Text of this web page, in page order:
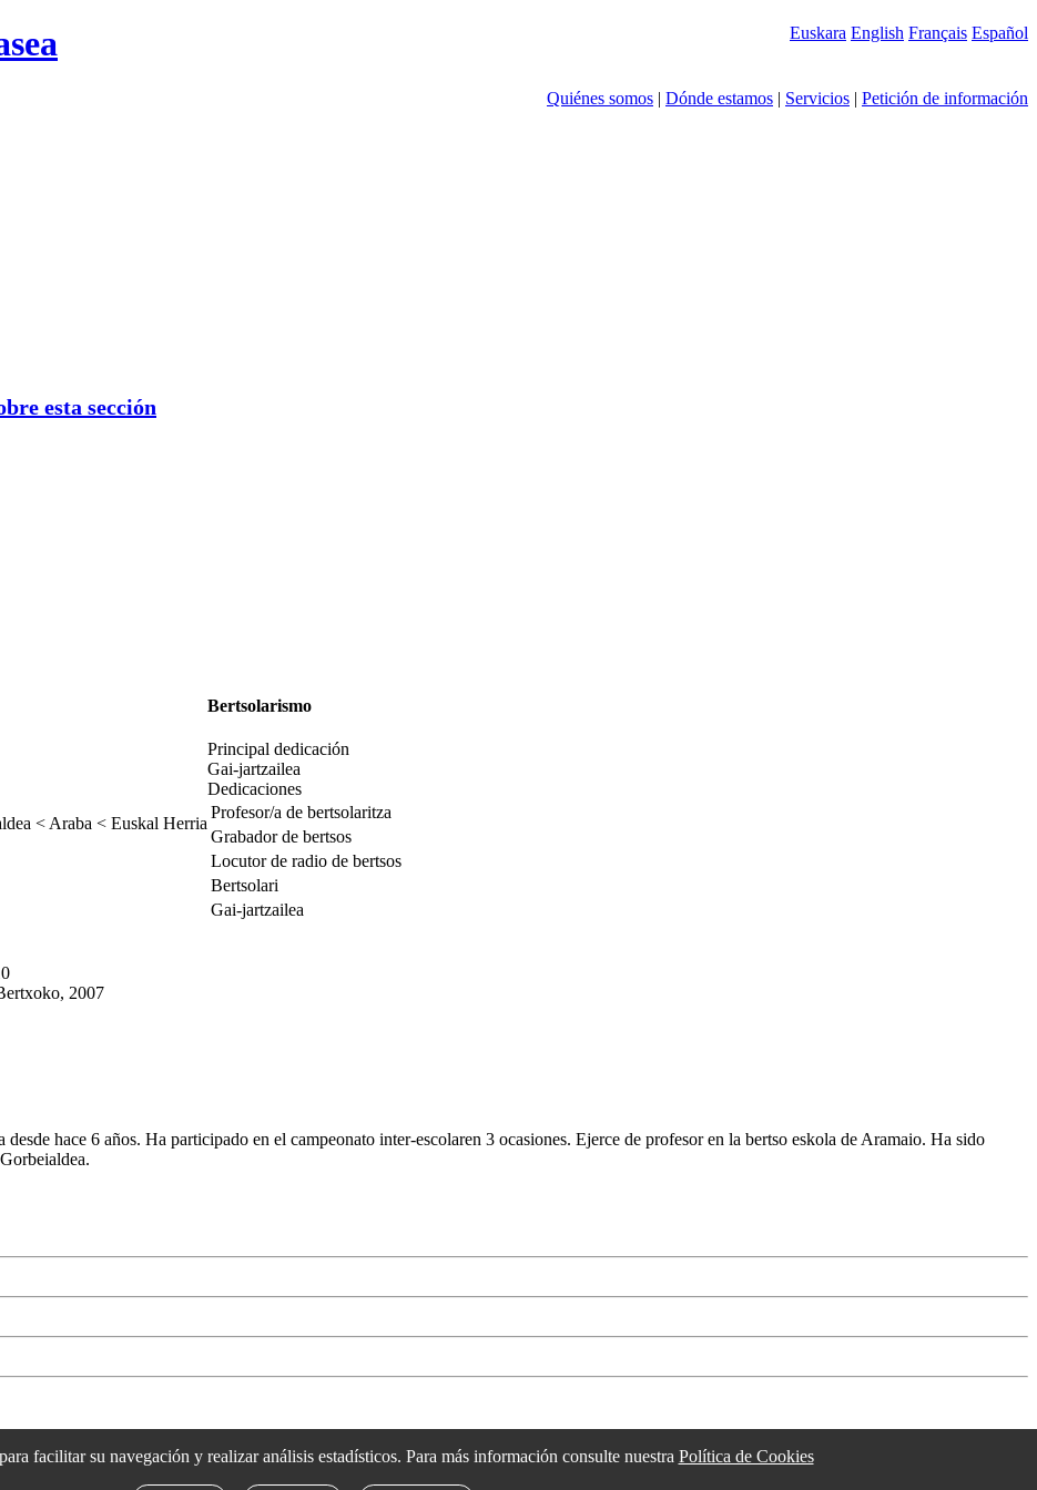
Euskara English Français Español
Quiénes somos | Dónde estamos | Servicios | Petición de información
esta sección
< Araba < Euskal Herria
Bertsolarismo
Principal dedicación
Gai-jartzailea
Dedicaciones
Profesor/a de bertsolaritza
Grabador de bertsos
Locutor de radio de bertsos
Bertsolari
Gai-jartzailea
2007
hace 6 años. Ha participado en el campeonato inter-escolaren 3 ocasiones. Ejerce de profesor en la bertso eskola de Aramaio. Ha sido
bertsozale.eus /Lege oharra/Pribatutasun politika/Cookie politika/Babesle eta laguntzaileak/Cambiar la configuración de las cookies
facilitar su navegación y realizar análisis estadísticos. Para más información consulte nuestra Política de Cookies